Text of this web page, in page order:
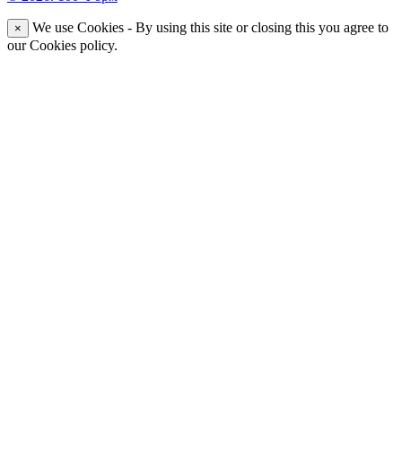
×
We use Cookies - By using this site or closing this you agree to
our Cookies policy.